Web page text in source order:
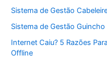
Sistema de Gestão
Sistema de Gestão Guincho
Internet Caiu? 5 Razões
Offline